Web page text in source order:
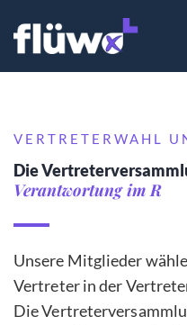
VERTRETERWAHL
Die
Verantwortung im Rahm
Unsere Mitglieder
Vertreter in der
Die